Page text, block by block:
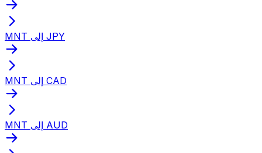
MNT إلى JPY
MNT إلى CAD
MNT إلى AUD